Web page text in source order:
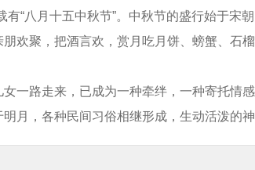
“八月十五中秋节”。中秋节的盛行始于
欢聚，把酒言欢，赏月吃月饼、螃蟹、石
一路走来，已成为一种牵绊，一种寄托情
月，各种民间习俗相继形成，生动活泼的